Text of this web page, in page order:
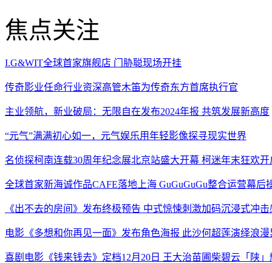
焦点关注
I.G&WIT全球首家旗舰店 门胁聪现场开挂
传奇影业任命行业资深高管木笛为传奇东方首席执行官
主业领航，新业破局：无限自在发布2024年报 共筑发展新高度
“元气”满满初心如一，元气娱乐用年轻影像探寻现实世界
名侦探柯南连载30周年纪念展北京站盛大开幕 柯迷年末狂欢开
全球首家新海诚作品CAFE落地上海 GuGuGuGu整合运营幕后
《出不去的房间》发布终极预告 中式惊悚刺激加码沉浸式冲击
电影《多想和你再见一面》发布角色海报 此沙何超莲演绎浪
喜剧电影《钱来钱去》定档12月20日 王大治苗圃柴碧云「陕